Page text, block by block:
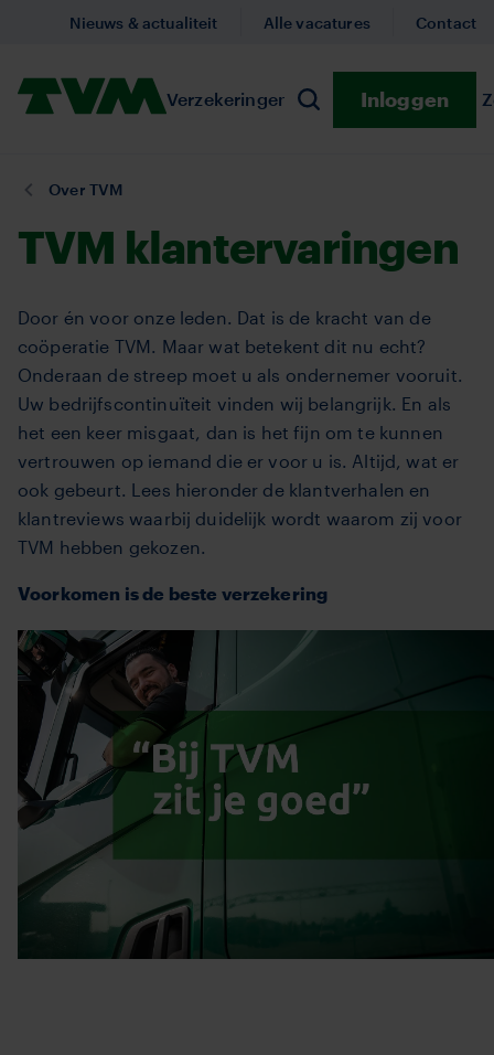
Overslaan
de
Homepage,
Verzekeringen SubmenuPreventie
Zoeken
Inloggen
Nieuws & actualiteit Alle vacatures Contact
U
hier:
Over TVM
TVM klantervaringen
Door én voor onze leden. Dat is de kracht van de
coöperatie TVM. Maar wat betekent dit nu echt?
Onderaan de streep moet u als ondernemer vooruit.
Uw bedrijfscontinuïteit vinden wij belangrijk. En als
het een keer misgaat, dan is het fijn om te kunnen
vertrouwen op iemand die er voor u is. Altijd, wat er
ook gebeurt. Lees hieronder de klantverhalen en
klantreviews waarbij duidelijk wordt waarom zij voor
TVM hebben gekozen.
Voorkomen is de beste verzekering